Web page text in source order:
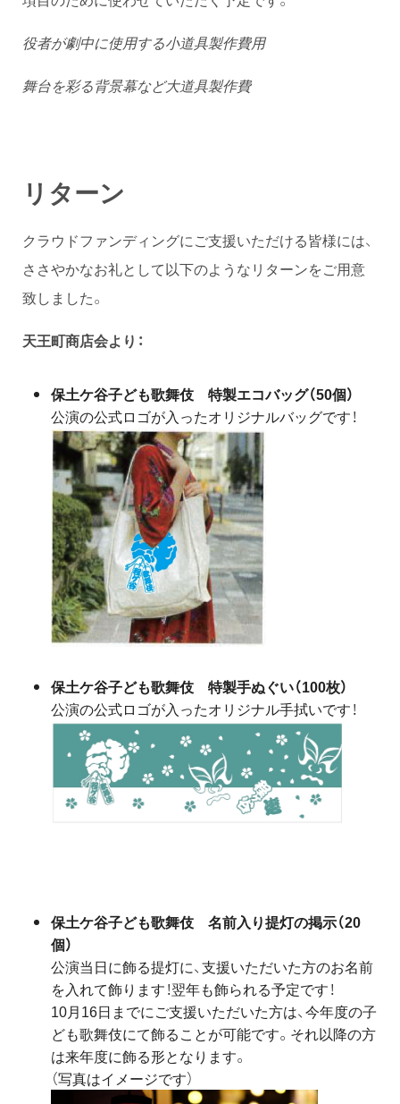
役者が劇中に使用する小道具製作費用
舞台を彩る背景幕など大道具製作費
リターン
クラウドファンディングにご支援いただける皆様には、
ささやかなお礼として以下のようなリターンをご用意
致しました。
天王町商店会より：
保土ケ谷子ども歌舞伎 特製エコバッグ（50個）
公演の公式ロゴが入ったオリジナルバッグです！
保土ケ谷子ども歌舞伎 特製手ぬぐい（100枚）
公演の公式ロゴが入ったオリジナル手拭いです！
保土ケ谷子ども歌舞伎 名前入り提灯の掲示（20
個）
公演当日に飾る提灯に、支援いただいた方のお名前
を入れて飾ります！翌年も飾られる予定です！
10月16日までにご支援いただいた方は、今年度の子
ども歌舞伎にて飾ることが可能です。それ以降の方
は来年度に飾る形となります。
（写真はイメージです）